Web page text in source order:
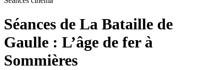
Séances de La Bataille de
Gaulle : L’âge de fer à
Sommières